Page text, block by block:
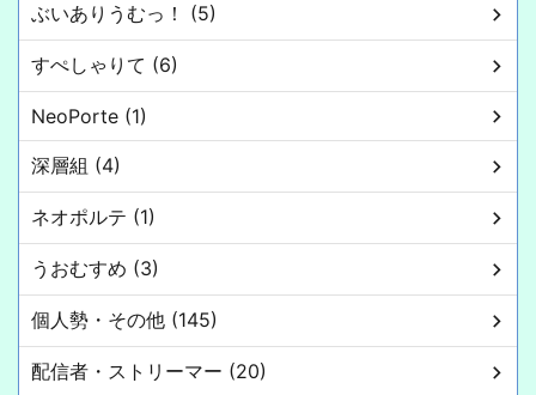
ぶいありうむっ！ (5)
すぺしゃりて (6)
NeoPorte (1)
深層組 (4)
ネオポルテ (1)
うおむすめ (3)
個人勢・その他 (145)
配信者・ストリーマー (20)